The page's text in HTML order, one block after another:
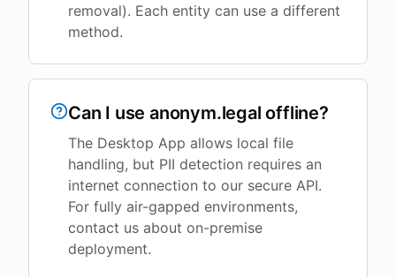
removal). Each entity can use a different
method.
Can I use anonym.legal offline?
The Desktop App allows local file
handling, but PII detection requires an
internet connection to our secure API.
For fully air-gapped environments,
contact us about on-premise
deployment.